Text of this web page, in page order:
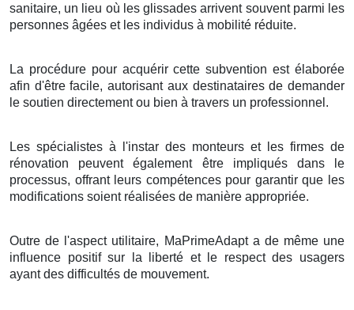
sanitaire, un lieu où les glissades arrivent souvent parmi les
personnes âgées et les individus à mobilité réduite.
La procédure pour acquérir cette subvention est élaborée
afin d'être facile, autorisant aux destinataires de demander
le soutien directement ou bien à travers un professionnel.
Les spécialistes à l'instar des monteurs et les firmes de
rénovation peuvent également être impliqués dans le
processus, offrant leurs compétences pour garantir que les
modifications soient réalisées de manière appropriée.
Outre de l'aspect utilitaire, MaPrimeAdapt a de même une
influence positif sur la liberté et le respect des usagers
ayant des difficultés de mouvement.